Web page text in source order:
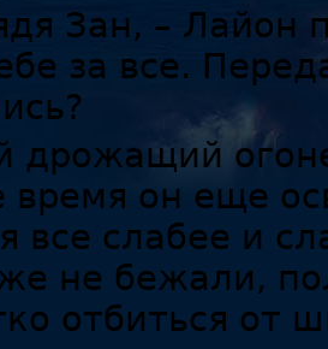
Зан, – Лайон
за все.
дрожащий
время он еще
все слабее и
не бежали,
отбиться